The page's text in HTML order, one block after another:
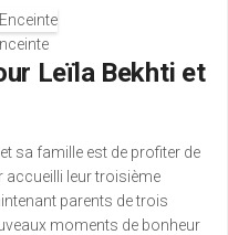
Leïla Bekhti et
sa famille est de profiter de
accueilli leur troisième
parents de trois
moments de bonheur